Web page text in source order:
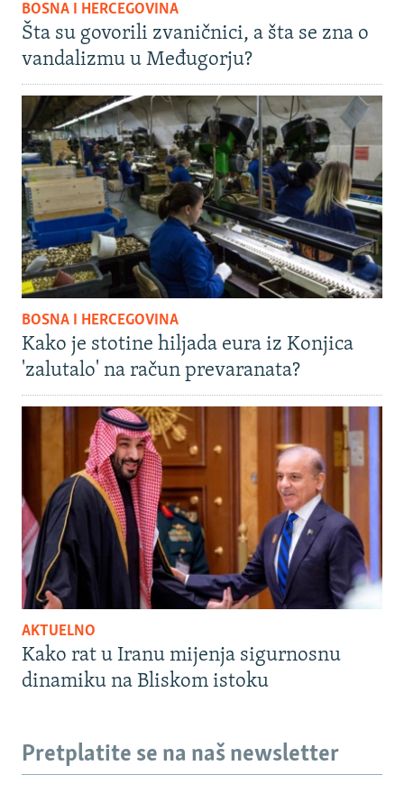
BOSNA I HERCEGOVINA
Šta su govorili zvaničnici, a šta se zna o
vandalizmu u Međugorju?
BOSNA I HERCEGOVINA
Kako je stotine hiljada eura iz Konjica
'zalutalo' na račun prevaranata?
AKTUELNO
Kako rat u Iranu mijenja sigurnosnu
dinamiku na Bliskom istoku
Pretplatite se na naš newsletter